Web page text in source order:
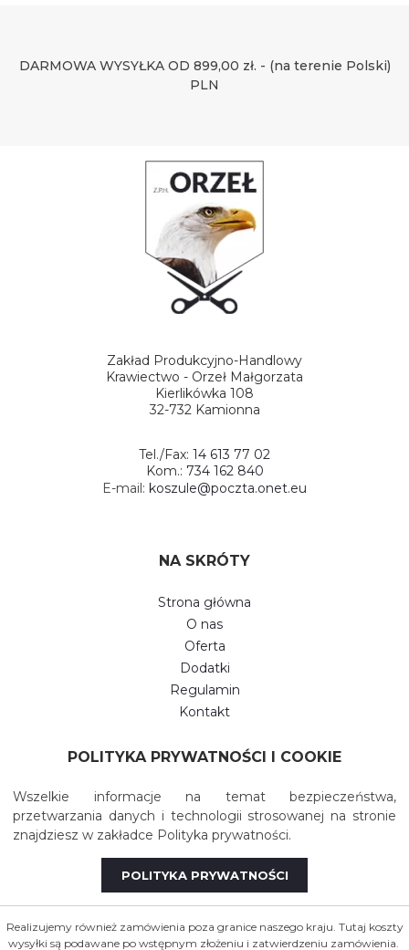
DARMOWA WYSYŁKA OD 899,00 zł. - (na terenie Polski)
PLN
Zakład Produkcyjno-Handlowy
Krawiectwo - Orzeł Małgorzata
Kierlikówka 108
32-732 Kamionna
Tel./Fax: 14 613 77 02
Kom.: 734 162 840
E-mail: koszule@poczta.onet.eu
NA SKRÓTY
Strona główna
O nas
Oferta
Dodatki
Regulamin
Kontakt
POLITYKA PRYWATNOŚCI I COOKIE
Wszelkie informacje na temat bezpieczeństwa,
przetwarzania danych i technologii strosowanej na stronie
znajdziesz w zakładce Polityka prywatności.
POLITYKA PRYWATNOŚCI
Realizujemy również zamówienia poza granice naszego kraju. Tutaj koszty
wysyłki są podawane po wstępnym złożeniu i zatwierdzeniu zamówienia.